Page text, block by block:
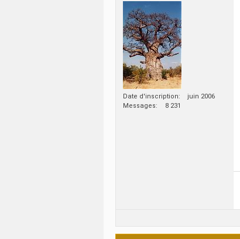
Date d'inscription
juin 2006
Messages
8 231